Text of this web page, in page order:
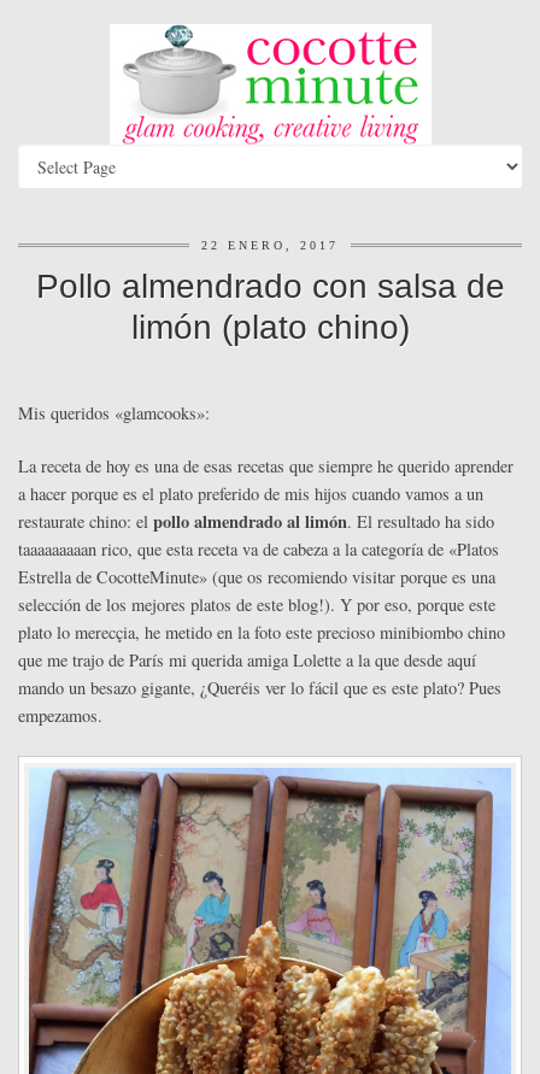
22 ENERO, 2017
Pollo almendrado con salsa de
limón (plato chino)
Mis queridos «glamcooks»:
La receta de hoy es una de esas recetas que siempre he querido aprender
a hacer porque es el plato preferido de mis hijos cuando vamos a un
restaurate chino: el pollo almendrado al limón. El resultado ha sido
taaaaaaaaan rico, que esta receta va de cabeza a la categoría de «Platos
Estrella de CocotteMinute» (que os recomiendo visitar porque es una
selección de los mejores platos de este blog!). Y por eso, porque este
plato lo merecçia, he metido en la foto este precioso minibiombo chino
que me trajo de París mi querida amiga Lolette a la que desde aquí
mando un besazo gigante, ¿Queréis ver lo fácil que es este plato? Pues
empezamos.